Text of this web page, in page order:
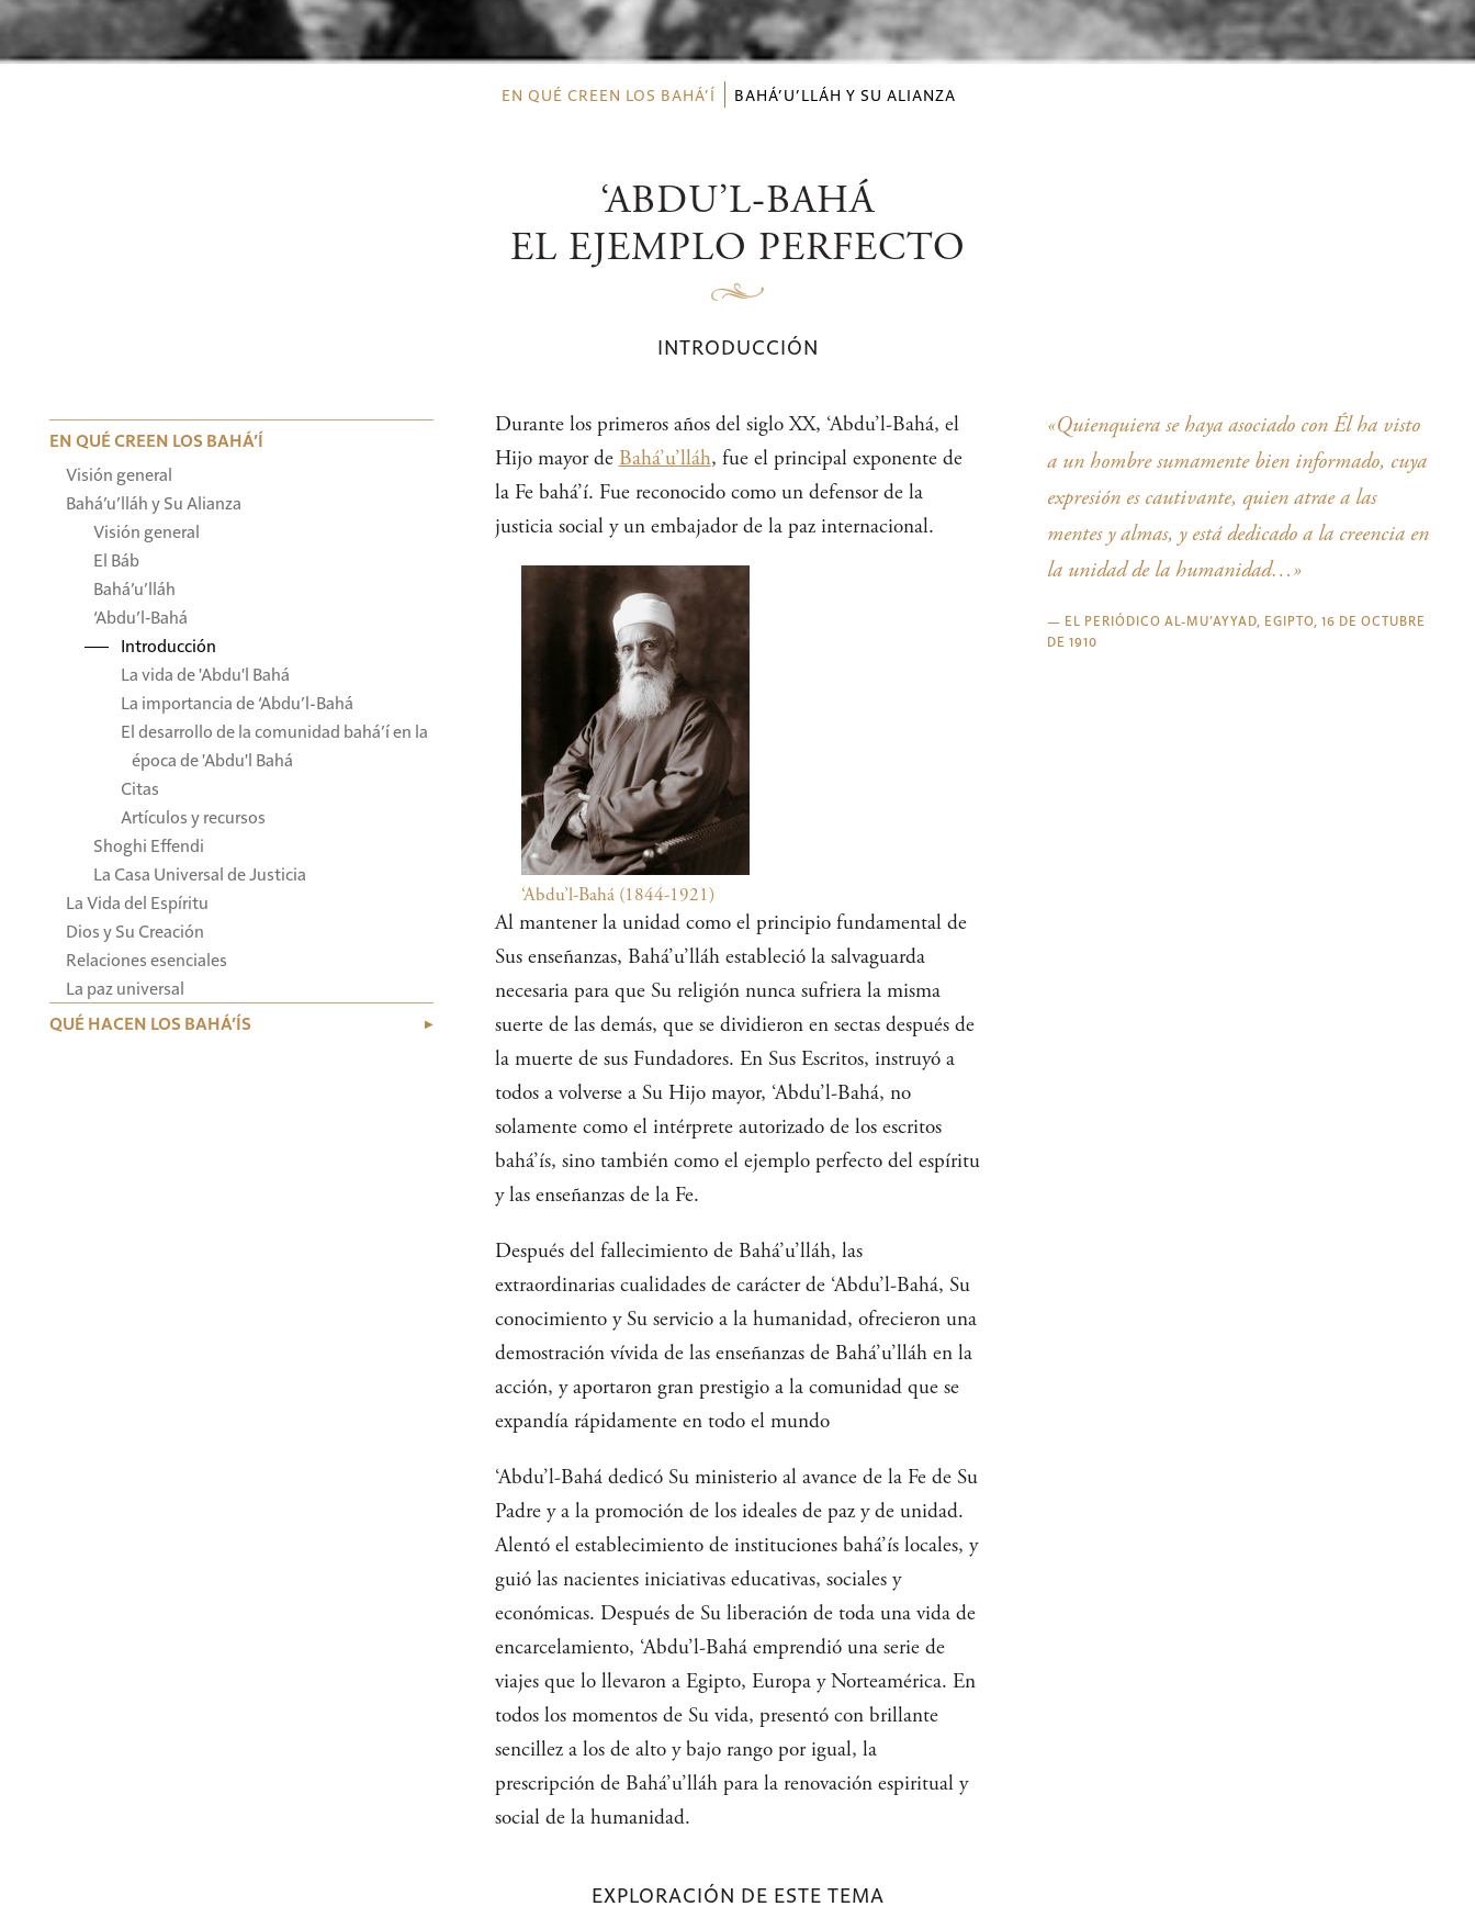
EN QUÉ CREEN LOS BAHÁ’Í BAHÁ’U’LLÁH Y SU ALIANZA
‘ABDU’L‑BAHÁ
EL EJEMPLO PERFECTO
INTRODUCCIÓN
EN QUÉ CREEN LOS BAHÁ’Í
Visión general
Bahá’u’lláh y Su Alianza
Visión general
El Báb
Bahá’u’lláh
‘Abdu’l‑Bahá
Introducción
La vida de 'Abdu'l Bahá
La importancia de ‘Abdu’l-Bahá
El desarrollo de la comunidad bahá’í en la
época de 'Abdu'l Bahá
Citas
Artículos y recursos
Shoghi Effendi
La Casa Universal de Justicia
La Vida del Espíritu
Dios y Su Creación
Relaciones esenciales
La paz universal
QUÉ HACEN LOS BAHÁ’ÍS
Durante los primeros años del siglo XX, ‘Abdu’l-Bahá, el
Hijo mayor deBahá’u’lláh, fue el principal exponente de
la Fe bahá’í. Fue reconocido como un defensor de la
justicia social y un embajador de la paz internacional.
‘Abdu’l-Bahá (1844-1921)
Al mantener la unidad como el principio fundamental de
Sus enseñanzas, Bahá’u’lláh estableció la salvaguarda
necesaria para que Su religión nunca sufriera la misma
suerte de las demás, que se dividieron en sectas después de
la muerte de sus Fundadores. En Sus Escritos, instruyó a
todos a volverse a Su Hijo mayor, ‘Abdu’l-Bahá, no
solamente como el intérprete autorizado de los escritos
bahá’ís, sino también como el ejemplo perfecto del espíritu
y las enseñanzas de la Fe.
Después del fallecimiento de Bahá’u’lláh, las
extraordinarias cualidades de carácter de ‘Abdu’l-Bahá, Su
conocimiento y Su servicio a la humanidad, ofrecieron una
demostración vívida de las enseñanzas de Bahá’u’lláh en la
acción, y aportaron gran prestigio a la comunidad que se
expandía rápidamente en todo el mundo
‘Abdu’l-Bahá dedicó Su ministerio al avance de la Fe de Su
Padre y a la promoción de los ideales de paz y de unidad.
Alentó el establecimiento de instituciones bahá’ís locales, y
guió las nacientes iniciativas educativas, sociales y
económicas. Después de Su liberación de toda una vida de
encarcelamiento, ‘Abdu’l-Bahá emprendió una serie de
viajes que lo llevaron a Egipto, Europa y Norteamérica. En
todos los momentos de Su vida, presentó con brillante
sencillez a los de alto y bajo rango por igual, la
prescripción de Bahá’u’lláh para la renovación espiritual y
social de la humanidad.
«Quienquiera se haya asociado con Él ha visto
a un hombre sumamente bien informado, cuya
expresión es cautivante, quien atrae a las
mentes y almas, y está dedicado a la creencia en
la unidad de la humanidad…»
— EL PERIÓDICO AL-MU’AYYAD, EGIPTO, 16 DE OCTUBRE
DE 1910
EXPLORACIÓN DE ESTE TEMA